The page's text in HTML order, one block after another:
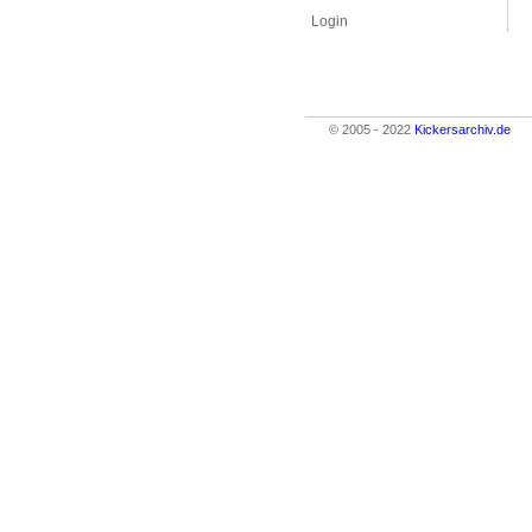
Login
© 2005 - 2022 Kickersarchiv.de